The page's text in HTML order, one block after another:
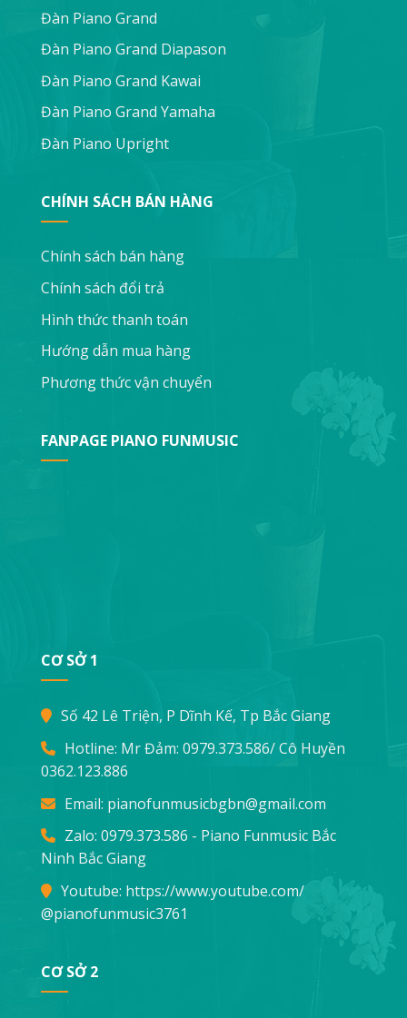
Đàn Piano Grand
Đàn Piano Grand Diapason
Đàn Piano Grand Kawai
Đàn Piano Grand Yamaha
Đàn Piano Upright
CHÍNH SÁCH BÁN HÀNG
Chính sách bán hàng
Chính sách đổi trả
Hình thức thanh toán
Hướng dẫn mua hàng
Phương thức vận chuyển
FANPAGE PIANO FUNMUSIC
CƠ SỞ 1
Số 42 Lê Triện, P Dĩnh Kế, Tp Bắc Giang
Hotline: Mr Đảm: 0979.373.586/ Cô Huyền
0362.123.886
Email: pianofunmusicbgbn@gmail.com
Zalo: 0979.373.586 - Piano Funmusic Bắc
Ninh Bắc Giang
Youtube: https://www.youtube.com/
@pianofunmusic3761
CƠ SỞ 2